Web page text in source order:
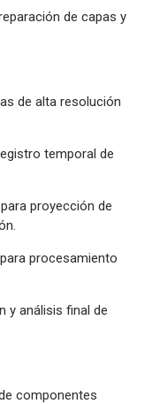
de capas y
de alta resolución
temporal de
proyección de
procesamiento
y análisis final de
componentes